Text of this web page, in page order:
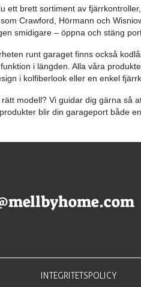
ett brett sortiment av
Crawford, Hörmann och
smidigare – öppna och stäng
runt garaget finns också
i längden. Alla våra
i kolfiberlook eller en enkel
modell? Vi guidar dig gärna så
blir din garageport både
INTEGRITETSPOLICY